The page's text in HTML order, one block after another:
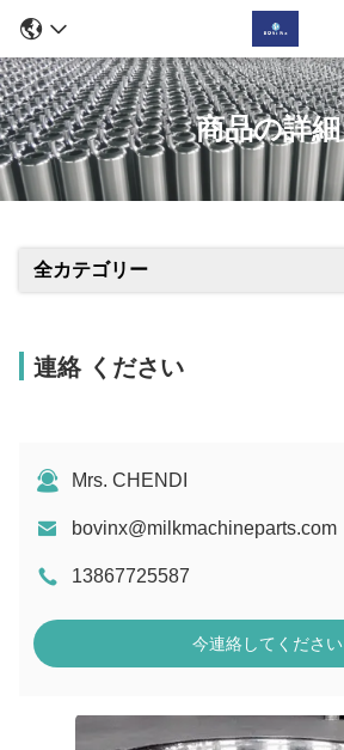
商品の詳細
全カテゴリー
連絡 ください
Mrs. CHENDI
bovinx@milkmachineparts.com
13867725587
今連絡してください